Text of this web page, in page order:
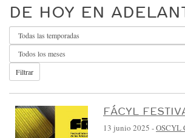
R
Q
U
E
S
T
A
S
DE HOY EN
Filtrar
FÁCYL
13 junio 2025 -OSCYL